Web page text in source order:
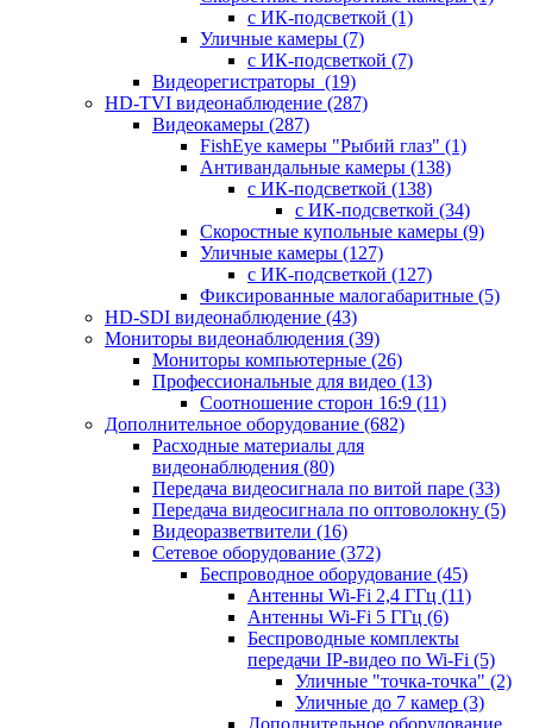
с ИК-подсветкой (1)
Уличные камеры (7)
с ИК-подсветкой (7)
Видеорегистраторы (19)
HD-TVI видеонаблюдение (287)
Видеокамеры (287)
FishEye камеры "Рыбий глаз" (1)
Антивандальные камеры (138)
с ИК-подсветкой (138)
с ИК-подсветкой (34)
Скоростные купольные камеры (9)
Уличные камеры (127)
с ИК-подсветкой (127)
Фиксированные малогабаритные (5)
HD-SDI видеонаблюдение (43)
Мониторы видеонаблюдения (39)
Мониторы компьютерные (26)
Профессиональные для видео (13)
Соотношение сторон 16:9 (11)
Дополнительное оборудование (682)
Расходные материалы для
видеонаблюдения (80)
Передача видеосигнала по витой паре (33)
Передача видеосигнала по оптоволокну (5)
Видеоразветвители (16)
Сетевое оборудование (372)
Беспроводное оборудование (45)
Антенны Wi-Fi 2,4 ГГц (11)
Антенны Wi-Fi 5 ГГц (6)
Беспроводные комплекты
передачи IP-видео по Wi-Fi (5)
Уличные "точка-точка" (2)
Уличные до 7 камер (3)
Дополнительное оборудование